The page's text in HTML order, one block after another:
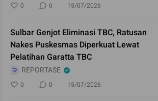
0 0 15/07/2026
Sulbar Genjot Eliminasi TBC, Ratusan
Nakes Puskesmas Diperkuat Lewat
Pelatihan Garatta TBC
REPORTASE
0 0 15/07/2026